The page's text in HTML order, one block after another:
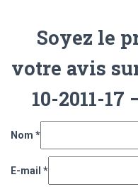
Soyez le
votre avis
10-2011-17
Nom *
E-mail *